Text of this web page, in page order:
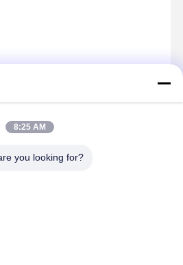
Dongyangze, Λεωφόρος Guiling,
8:25 AM
you looking for?